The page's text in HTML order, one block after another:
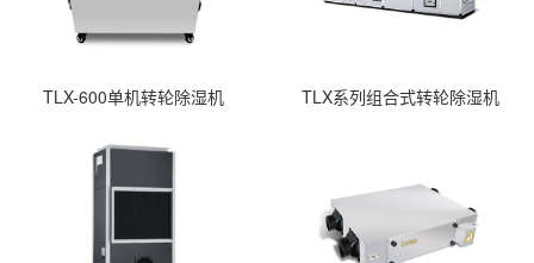
TLX-600单机转轮除湿机 TLX系列组合式转轮除湿机